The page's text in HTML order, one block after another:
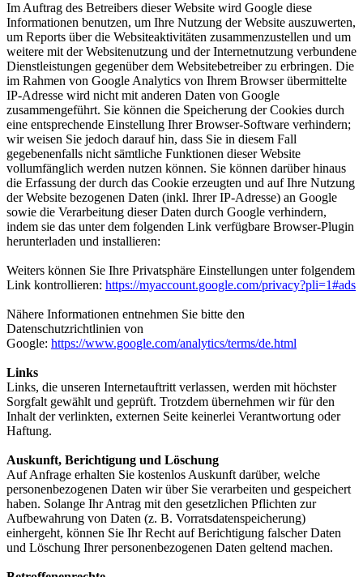
Im Auftrag des Betreibers dieser Website wird Google diese
Informationen benutzen, um Ihre Nutzung der Website auszuwerten,
um Reports über die Websiteaktivitäten zusammenzustellen und um
weitere mit der Websitenutzung und der Internetnutzung verbundene
Dienstleistungen gegenüber dem Websitebetreiber zu erbringen. Die
im Rahmen von Google Analytics von Ihrem Browser übermittelte
IP-Adresse wird nicht mit anderen Daten von Google
zusammengeführt. Sie können die Speicherung der Cookies durch
eine entsprechende Einstellung Ihrer Browser-Software verhindern;
wir weisen Sie jedoch darauf hin, dass Sie in diesem Fall
gegebenenfalls nicht sämtliche Funktionen dieser Website
vollumfänglich werden nutzen können. Sie können darüber hinaus
die Erfassung der durch das Cookie erzeugten und auf Ihre Nutzung
der Website bezogenen Daten (inkl. Ihrer IP-Adresse) an Google
sowie die Verarbeitung dieser Daten durch Google verhindern,
indem sie das unter dem folgenden Link verfügbare Browser-Plugin
herunterladen und installieren:
Weiters können Sie Ihre Privatsphäre Einstellungen unter folgendem
Link kontrollieren: https://myaccount.google.com/privacy?pli=1#ads
Nähere Informationen entnehmen Sie bitte den
Datenschutzrichtlinien von
Google: https://www.google.com/analytics/terms/de.html
Links
Links, die unseren Internetauftritt verlassen, werden mit höchster
Sorgfalt gewählt und geprüft. Trotzdem übernehmen wir für den
Inhalt der verlinkten, externen Seite keinerlei Verantwortung oder
Haftung.
Auskunft, Berichtigung und Löschung
Auf Anfrage erhalten Sie kostenlos Auskunft darüber, welche
personenbezogenen Daten wir über Sie verarbeiten und gespeichert
haben. Solange Ihr Antrag mit den gesetzlichen Pflichten zur
Aufbewahrung von Daten (z. B. Vorratsdatenspeicherung)
einhergeht, können Sie Ihr Recht auf Berichtigung falscher Daten
und Löschung Ihrer personenbezogenen Daten geltend machen.